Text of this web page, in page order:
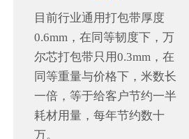
目前行业通用打包带厚度
0.6mm，在同等韧度下，万
尔芯打包带只用0.3mm，在
同等重量与价格下，米数长
一倍，等于给客户节约一半
耗材用量，每年节约数十
万。